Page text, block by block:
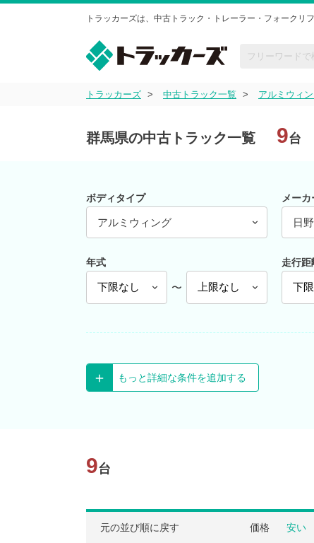
トラッカーズは、中古トラック・トレーラー・フォークリ
トラッカーズ 中古トラック一覧 アルミウィ
群馬県の中古トラック一覧 9台
ボディタイプ
アルミウィング
メーカ
日野
年式
〜
走行距
もっと詳細な条件を追加する
9台
元の並び順に戻す 価格 安い